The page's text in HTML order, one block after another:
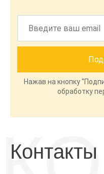
Нажав на кнопку
обработку
Контакты